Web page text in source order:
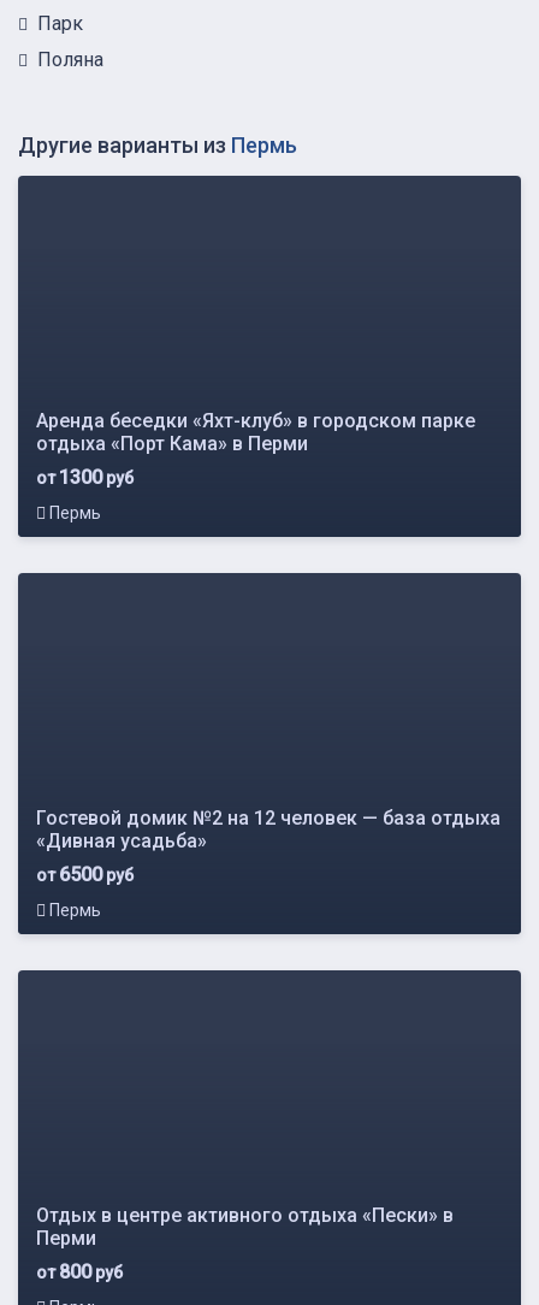
Парк
Поляна
Другие варианты из Пермь
Аренда беседки «Яхт-клуб» в городском парке
отдыха «Порт Кама» в Перми
от1300руб
Пермь
Гостевой домик №2 на 12 человек — база отдыха
«Дивная усадьба»
от6500руб
Пермь
Отдых в центре активного отдыха «Пески» в
Перми
от800руб